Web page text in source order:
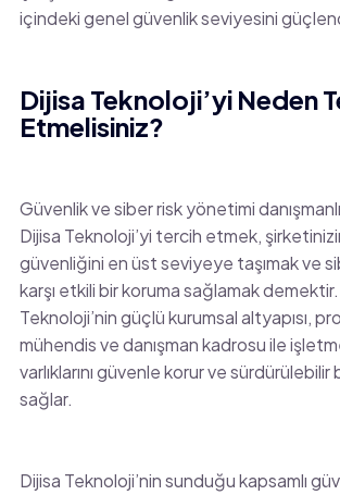
içindeki genel güvenlik seviyesini
Dijisa Teknoloji’yi Neden
Etmelisiniz?
Güvenlik ve siber risk yönetimi
Dijisa Teknoloji’yi tercih etmek,
güvenliğini en üst seviyeye taşımak ve
karşı etkili bir koruma sağlamak
Teknoloji’nin güçlü kurumsal altyapısı,
mühendis ve danışman kadrosu ile
varlıklarını güvenle korur ve sürdürülebilir
sağlar.
Dijisa Teknoloji’nin sunduğu kapsamlı